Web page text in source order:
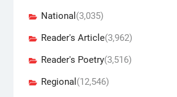
National (3,035)
Reader's Article(3,962)
Reader's Poetry(3,516)
Regional (12,546)